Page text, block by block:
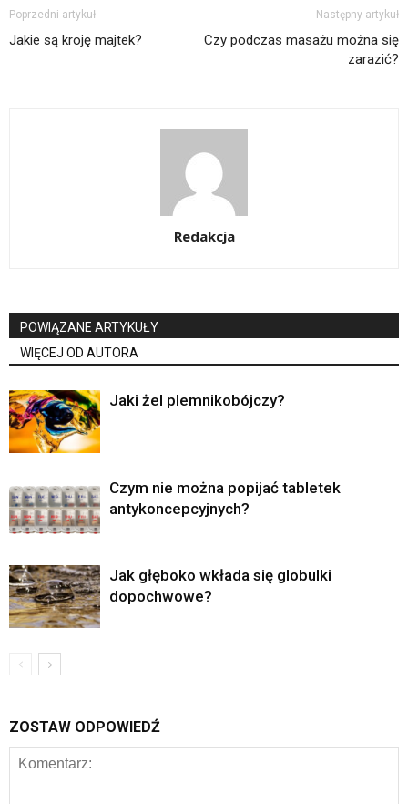
Poprzedni artykuł
Jakie są kroję majtek?
Następny artykuł
Czy podczas masażu można się
zarazić?
Redakcja
POWIĄZANE ARTYKUŁY
WIĘCEJ OD AUTORA
Jaki żel plemnikobójczy?
Czym nie można popijać tabletek
antykoncepcyjnych?
Jak głęboko wkłada się globulki
dopochwowe?
ZOSTAW ODPOWIEDŹ